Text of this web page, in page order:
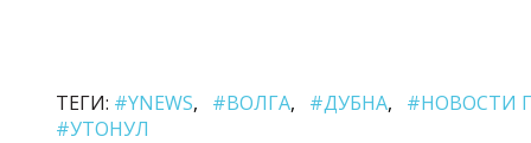
d
ТЕГИ: #YNEWS #ВОЛГА #ДУБНА #НОВОСТИ
#УТОНУЛ